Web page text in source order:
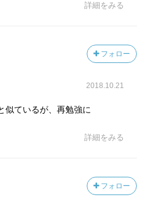
詳細をみる
フォロー
2018.10.21
似ているが、再勉強に
詳細をみる
フォロー